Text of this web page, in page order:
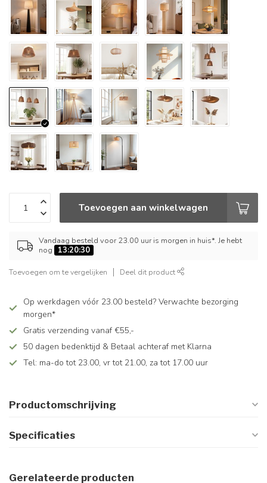
Toevoegen aan winkelwagen
Vandaag besteld voor 23.00 uur is morgen in huis*. Je hebt
nog
13:20:29
Toevoegen om te vergelijken Deel dit product
Op werkdagen vóór 23.00 besteld? Verwachte bezorging
morgen*
Gratis verzending vanaf €55,-
50 dagen bedenktijd & Betaal achteraf met Klarna
Tel: ma-do tot 23.00, vr tot 21.00, za tot 17.00 uur
Productomschrijving
Specificaties
Gerelateerde producten